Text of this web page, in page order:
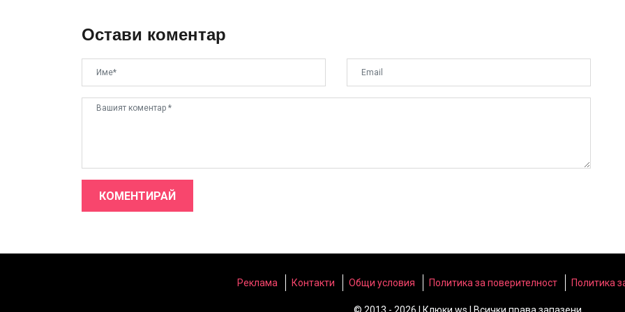
Остави коментар
КОМЕНТИРАЙ
Реклама Контакти Общи условия Политика за поверителност Политика